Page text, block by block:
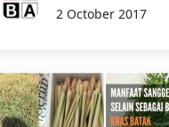
2 October 2017